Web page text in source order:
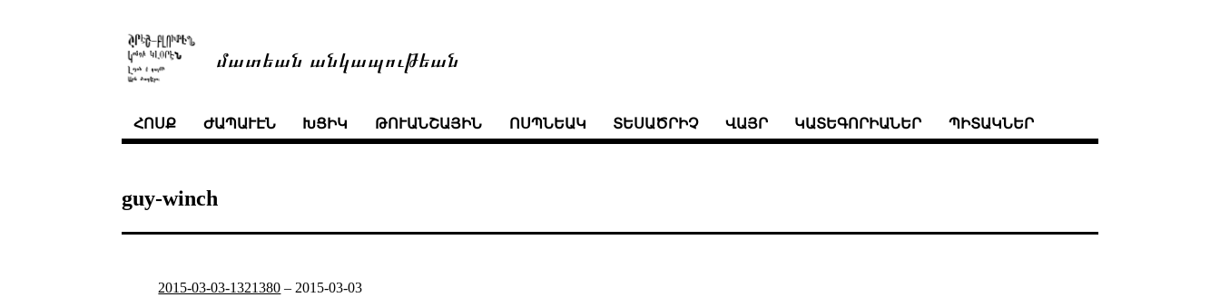
մատեան անկապութեան
ՀՈՍՔ ԺԱՊԱՒԷՆ ԽՑԻԿ ԹՈՒԱՆՇԱՅԻՆ ՈՍՊՆԵԱԿ ՏԵՍԱԾՐԻՉ ՎԱՅՐ ԿԱՏԵԳՈՐԻԱՆԵՐ ՊԻՏԱԿՆԵՐ
guy-winch
2015-03-03-1321380 – 2015-03-03